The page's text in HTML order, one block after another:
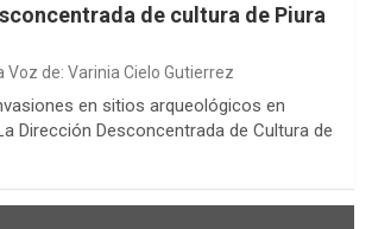
de cultura de Piura
Voz de: Varinia Cielo Gutierrez
en sitios arqueológicos en
Dirección Desconcentrada de Cultura de